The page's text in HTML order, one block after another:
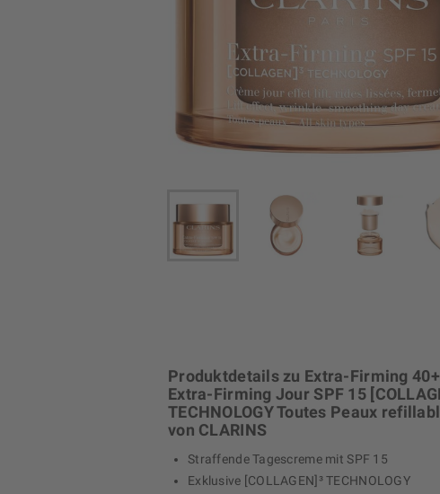
Produktdetails zu Extra-Firming 40+
Extra-Firming Jour SPF 15
TECHNOLOGY Toutes Peaux
von CLARINS
Straffende Tagescreme mit SPF 15
Exklusive [COLLAGEN]³ TECHNOLOGY